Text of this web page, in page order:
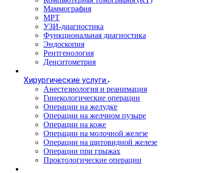
Маммография
МРТ
УЗИ-диагностика
Функциональная диагностика
Эндоскопия
Рентгенология
Денситометрия
Хирургические услуги
Анестезиология и реанимация
Гинекологические операции
Операции на желудке
Операции на желчном пузыре
Операции на коже
Операции на молочной железе
Операции на щитовидной железе
Операции при грыжах
Проктологические операции